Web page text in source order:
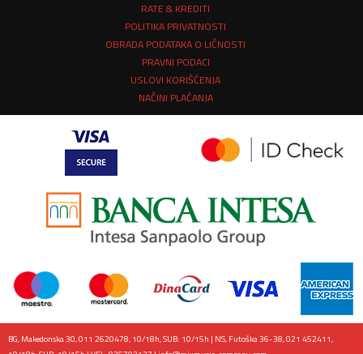
RATE & KREDITI
POLITIKA PRIVATNOSTI
OBRADA PODATAKA O LIČNOSTI
PRAVNI PODACI
USLOVI KORIŠĆENJA
NAČINI PLAĆANJA
BG, Makedonska 30, 011 2620478, 10/18h, SUB: 10/15h | NS, Futoška 36-38, 021 452411,